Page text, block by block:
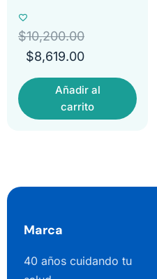
$10,200.00
$8,619.00
Añadir al
carrito
Marca
40 años cuidando tu